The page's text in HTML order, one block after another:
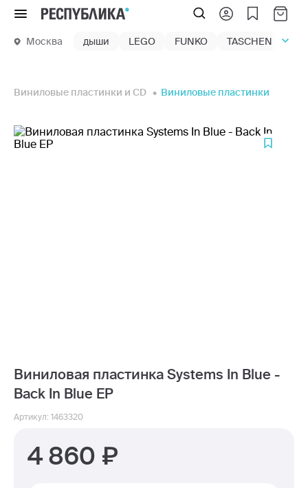
Меню
Москва дыши LEGO FUNKO TASCHEN
Виниловые пластинки и CD Виниловые пластинки
Виниловая пластинка Systems In Blue -
Back In Blue EP
Артикул: 1463320
4 860